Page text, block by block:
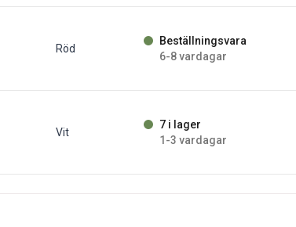
Röd
Beställningsvara
6-8 vardagar
Vit
7 i lager
1-3 vardagar